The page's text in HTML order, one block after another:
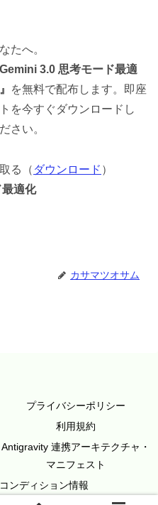
たへ。
Gemini 3.0 思考モード最適
を無料で配布します。即座
を今すぐダウンロードし
さい。
る（ ダウンロード ）
適化
カサマツオサム
プライバシーポリシー
利用規約
Antigravity 連携アーキテクチャ・
マニフェスト
ンディション情報